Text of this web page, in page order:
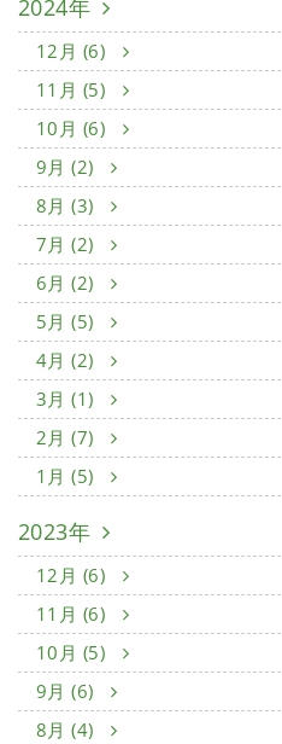
2024年
12月 (6)
11月 (5)
10月 (6)
9月 (2)
8月 (3)
7月 (2)
6月 (2)
5月 (5)
4月 (2)
3月 (1)
2月 (7)
1月 (5)
2023年
12月 (6)
11月 (6)
10月 (5)
9月 (6)
8月 (4)